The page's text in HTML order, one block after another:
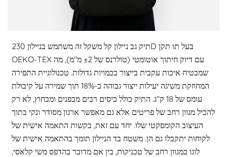
תיק גב ניילון קל משקל זה משתמש בניילון 230D בעל תו תקן
OEKO-TEX עם דיוק חיתוך אוטומטי (טולרנס של ±2 מ"מ), מה
שמבטיח איכות עקבית בייצור בכמויות גדולות. טכנולוגיית התפירה
המחוזקת משיגה יעילות ייצור גבוהה ב-18% תוך שמירה על קיבולת
עומס של 18 ק"ג. התיק כולל כיסים רבים מבפנים ומבחוץ, לא רק
להכיל מגוון רחב של פריטים אלא גם מאפשר ארגון מסודר ונקי בתוך
העיצוב הקומפקטי שלו. יחד עם זאת, בקשות התאמה אישית של
לקוחות יתקבלו גם הן. משטח בד הניילון תומך בהתאמה אישית של
לוגו במגוון רחב של טכניקות, בין אם מדובר בהדפס משי קלאסי,